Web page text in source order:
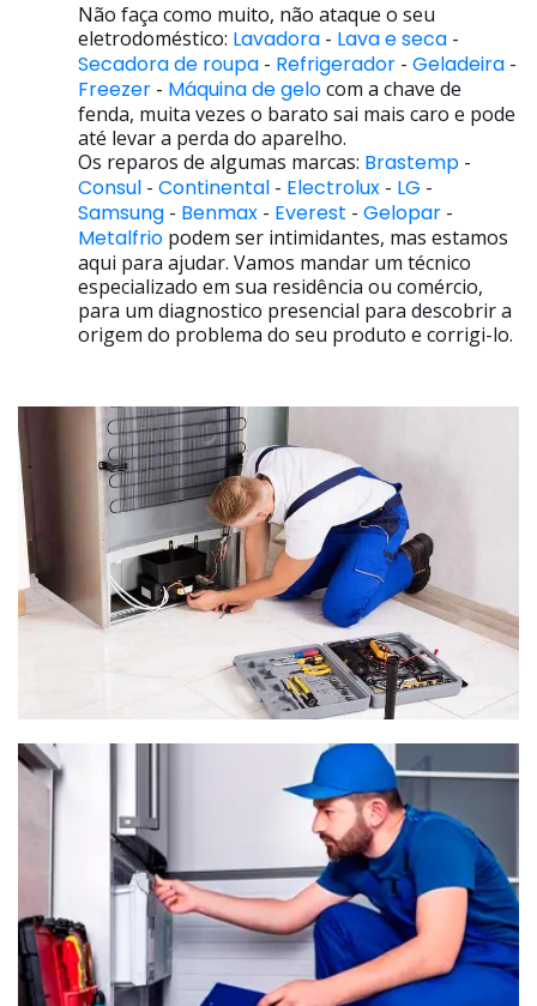
Não faça como muito, não ataque o seu
eletrodoméstico: Lavadora - Lava e seca -
Secadora de roupa - Refrigerador - Geladeira -
Freezer - Máquina de gelocom a chave de
fenda, muita vezes o barato sai mais caro e pode
até levar a perda do aparelho.
Os reparos de algumas marcas: Brastemp -
Consul - Continental - Electrolux - LG -
Samsung - Benmax - Everest - Gelopar -
Metalfrio podem ser intimidantes, mas estamos
aqui para ajudar. Vamos mandar um técnico
especializado em sua residência ou comércio,
para um diagnostico presencial para descobrir a
origem do problema do seu produto e corrigi-lo.